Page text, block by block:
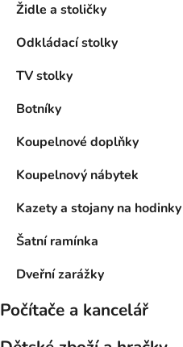
Židle a stoličky
Odkládací stolky
TV stolky
Botníky
Koupelnové doplňky
Koupelnový nábytek
Kazety a stojany na hodinky
Šatní ramínka
Dveřní zarážky
Počítače a kancelář